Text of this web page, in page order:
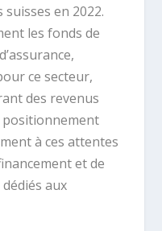
en 2022.
les fonds de
ce secteur,
des revenus
positionnement
à ces attentes
et de
aux